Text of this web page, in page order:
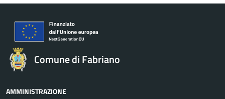
Comune di Fabriano
AMMINISTRAZIONE